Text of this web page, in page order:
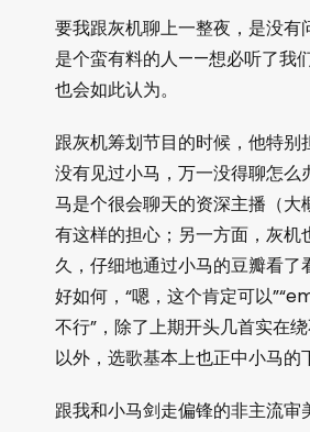
要我跟灰机聊上一整夜，是没有
是个蛮有料的人——想必听了我
也会如此认为。
跟灰机筹划节目的时候，他特别
没有见过小马，万一没得聊怎么
马是个很会聊天的资深主播（大
有这样的担心；另一方面，灰机
久，仔细地通过小马的豆瓣看了
好如何，“嗯，这个肯定可以
不行”，除了上期开头几首实在
以外，选歌基本上也正中小马的
跟我和小马剑走偏锋的非主流审